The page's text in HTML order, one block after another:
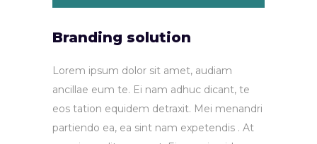
Branding solution
Lorem ipsum dolor sit amet, audiam
ancillae eum te. Ei nam adhuc dicant, te
eos tation equidem detraxit. Mei menandri
partiendo ea, ea sint nam expetendis . At